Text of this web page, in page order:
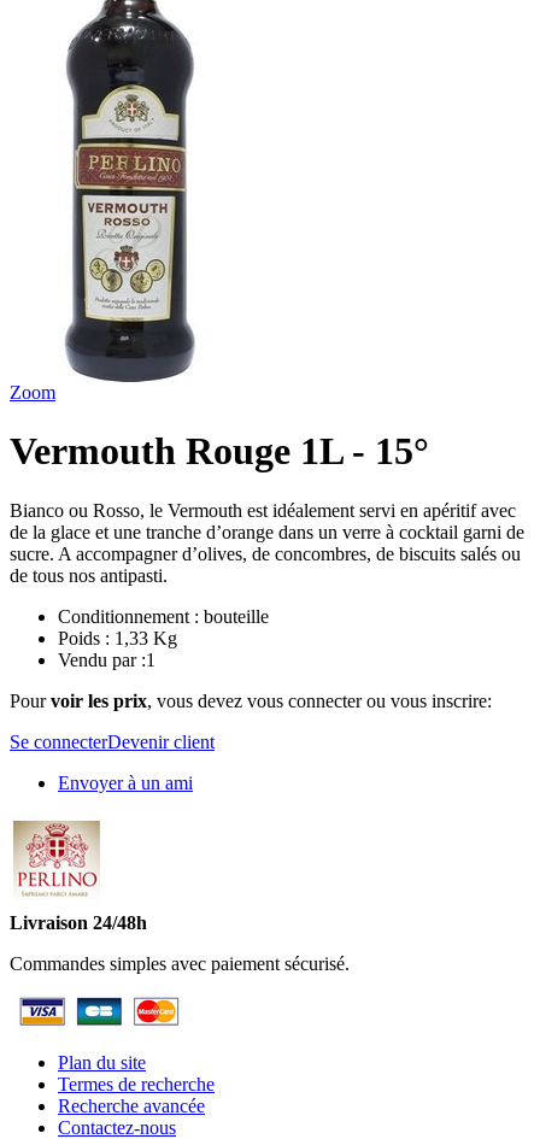
Zoom
Vermouth Rouge 1L - 15°
Bianco ou Rosso, le Vermouth est idéalement servi en apéritif avec
de la glace et une tranche d’orange dans un verre à cocktail garni de
sucre. A accompagner d’olives, de concombres, de biscuits salés ou
de tous nos antipasti.
Conditionnement : bouteille
Poids : 1,33 Kg
Vendu par :1
Pourvoir les prix, vous devez vous connecter ou vous inscrire:
Se connecterDevenir client
Envoyer à un ami
Livraison 24/48h
Commandes simples avec paiement sécurisé.
Plan du site
Termes de recherche
Recherche avancée
Contactez-nous